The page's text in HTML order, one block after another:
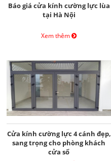
Báo giá cửa kính cường lực lùa
tại Hà Nội
Xem thêm
Cửa kính cường lực 4 cánh đẹp,
sang trọng cho phòng khách
cửa sổ